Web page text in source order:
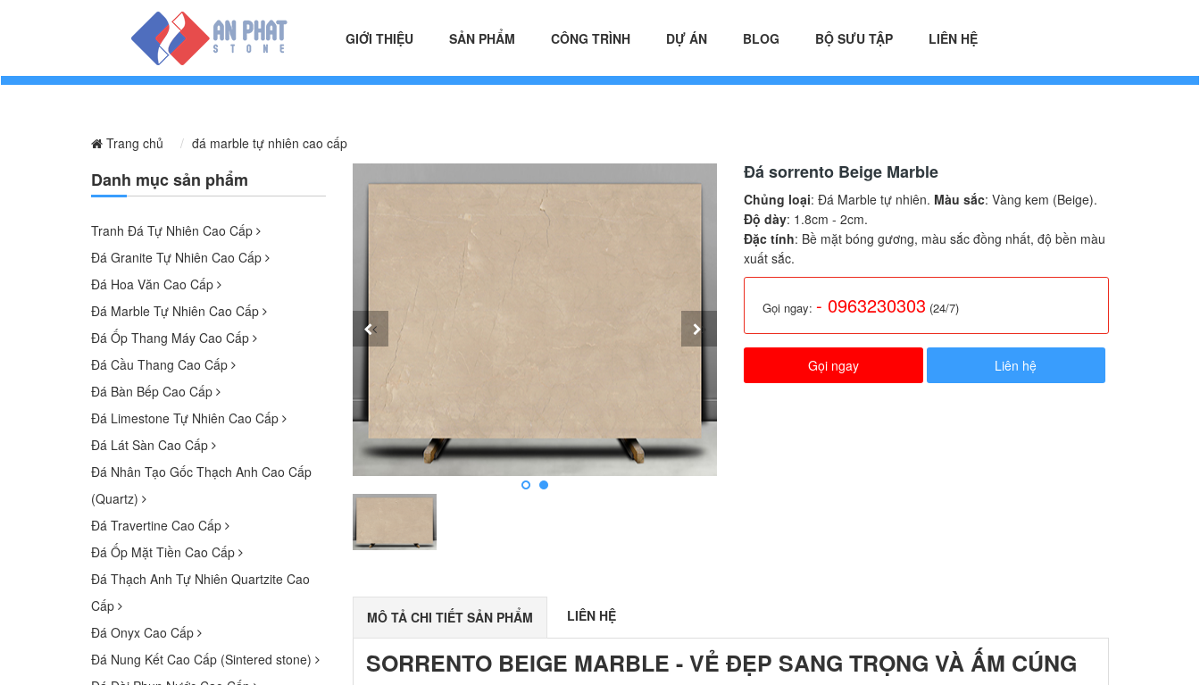
GIỚI THIỆU SẢN PHẨM CÔNG TRÌNH DỰ ÁN BLOG BỘ SƯU TẬP LIÊN HỆ
Trang chủ đá marble tự nhiên cao cấp
Danh mục sản phẩm
Tranh Đá Tự Nhiên Cao Cấp
Đá Granite Tự Nhiên Cao Cấp
Đá Hoa Văn Cao Cấp
Đá Marble Tự Nhiên Cao Cấp
Đá Ốp Thang Máy Cao Cấp
Đá Cầu Thang Cao Cấp
Đá Bàn Bếp Cao Cấp
Đá Limestone Tự Nhiên Cao Cấp
Đá Lát Sàn Cao Cấp
Đá Nhân Tạo Gốc Thạch Anh Cao Cấp
(Quartz)
Đá Travertine Cao Cấp
Đá Ốp Mặt Tiền Cao Cấp
Đá Thạch Anh Tự Nhiên Quartzite Cao
Cấp
Đá Onyx Cao Cấp
Đá Nung Kết Cao Cấp (Sintered stone)
Đá sorrento Beige Marble
Chủng loại: Đá Marble tự nhiên. Màu sắc: Vàng kem (Beige).
Độ dày: 1.8cm - 2cm.
Đặc tính: Bề mặt bóng gương, màu sắc đồng nhất, độ bền màu
xuất sắc.
Gọi ngay: - 0963230303 (24/7)
Gọi ngay Liên hệ
MÔ TẢ CHI TIẾT SẢN PHẨM LIÊN HỆ
SORRENTO BEIGE MARBLE - VẺ ĐẸP SANG TRỌNG VÀ ẤM CÚNG